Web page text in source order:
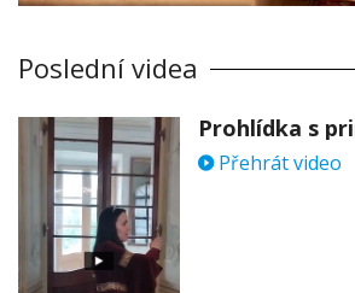
Poslední videa
Přehrát video